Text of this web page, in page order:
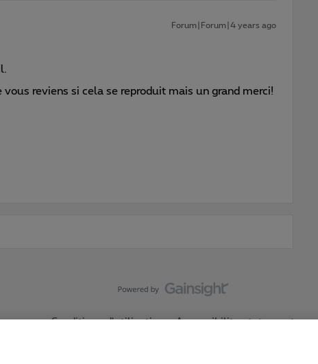
Forum|Forum|4 years ago
reviens si cela se reproduit mais un grand merci!
Conditions d'utilisation Accessibility statement